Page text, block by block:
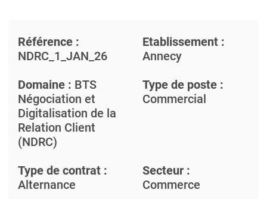
Référence :
NDRC_1_JAN_26
Etablissement :
Annecy
Domaine : BTS
Négociation et
Digitalisation de la
Relation Client
(NDRC)
Type de poste :
Commercial
Type de contrat :
Alternance
Secteur :
Commerce